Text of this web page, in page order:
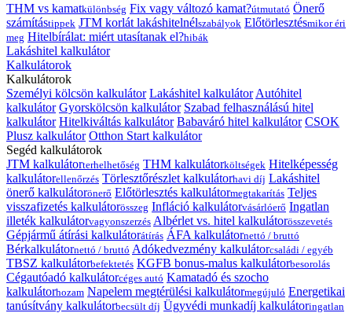
THM vs kamatkülönbség Fix vagy változó kamat?útmutató Önerő
számítástippek JTM korlát lakáshitelnélszabályok Előtörlesztésmikor éri
meg Hitelbírálat: miért utasítanak el?hibák
Lakáshitel kalkulátor
Kalkulátorok
Kalkulátorok
Személyi kölcsön kalkulátor Lakáshitel kalkulátor Autóhitel
kalkulátor Gyorskölcsön kalkulátor Szabad felhasználású hitel
kalkulátor Hitelkiváltás kalkulátor Babaváró hitel kalkulátor CSOK
Plusz kalkulátor Otthon Start kalkulátor
Segéd kalkulátorok
JTM kalkulátorterhelhetőség THM kalkulátorköltségek Hitelképesség
kalkulátorellenőrzés Törlesztőrészlet kalkulátorhavi díj Lakáshitel
önerő kalkulátorönerő Előtörlesztés kalkulátormegtakarítás Teljes
visszafizetés kalkulátorösszeg Infláció kalkulátorvásárlóerő Ingatlan
illeték kalkulátorvagyonszerzés Albérlet vs. hitel kalkulátorösszevetés
Gépjármű átírási kalkulátorátírás ÁFA kalkulátornettó / bruttó
Bérkalkulátornettó / bruttó Adókedvezmény kalkulátorcsaládi / egyéb
TBSZ kalkulátorbefektetés KGFB bonus-malus kalkulátorbesorolás
Cégautóadó kalkulátorcéges autó Kamatadó és szocho
kalkulátorhozam Napelem megtérülési kalkulátormegújuló Energetikai
tanúsítvány kalkulátorbecsült díj Ügyvédi munkadíj kalkulátoringatlan